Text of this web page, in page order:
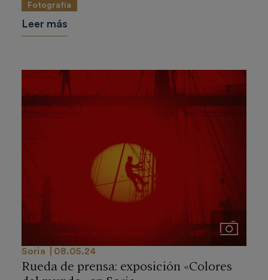
Fotografía
Leer más
Imágenes
Soria 08.05.24
Rueda de prensa: exposición «Colores